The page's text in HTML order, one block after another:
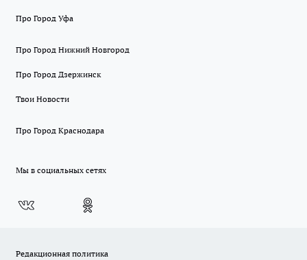
Про Город Уфа
Про Город Нижний Новгород
Про Город Дзержинск
Твои Новости
Про Город Краснодара
Мы в социальных сетях
Редакционная политика